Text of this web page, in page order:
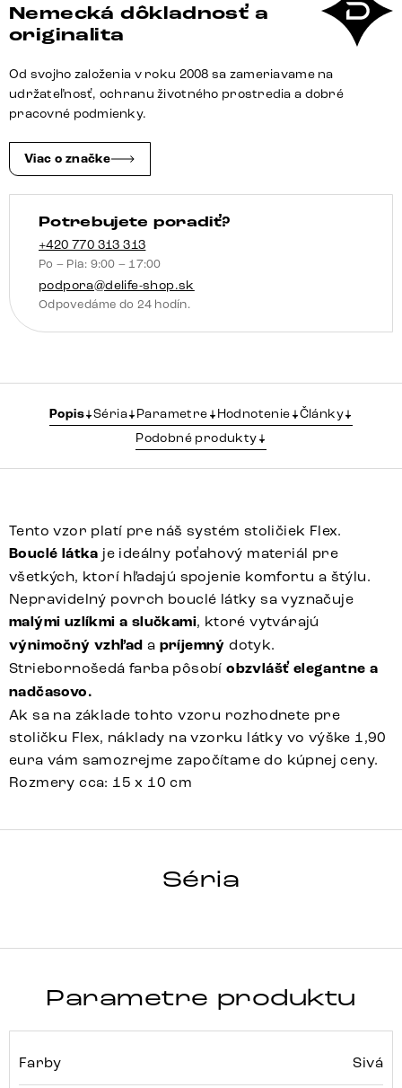
bouclé
sivá
Nemecká dôkladnosť a
originalita
Od svojho založenia v roku 2008 sa zameriavame na
udržateľnosť, ochranu životného prostredia a dobré
pracovné podmienky.
Viac o značke
Potrebujete poradiť?
+420 770 313 313
Po – Pia: 9:00 – 17:00
podpora@delife-shop.sk
Odpovedáme do 24 hodín.
Popis Séria Parametre Hodnotenie
Články
Podobné produkty
Tento vzor platí pre náš systém stoličiek Flex.
Bouclé látka je ideálny poťahový materiál pre
všetkých, ktorí hľadajú spojenie komfortu a štýlu.
Nepravidelný povrch bouclé látky sa vyznačuje
malými uzlíkmi a slučkami, ktoré vytvárajú
výnimočný vzhľad a príjemný dotyk.
Striebornošedá farba pôsobíobzvlášť elegantne a
nadčasovo.
Ak sa na základe tohto vzoru rozhodnete pre
stoličku Flex, náklady na vzorku látky vo výške 1,90
eura vám samozrejme započítame do kúpnej ceny.
Rozmery cca: 15 x 10 cm
Séria
Parametre produktu
Farby Sivá